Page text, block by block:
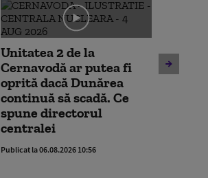
Unitatea 2 de la
Cernavodă ar putea fi
oprită dacă Dunărea
continuă să scadă. Ce
spune directorul
centralei
Publicat la 06.08.2026 10:56